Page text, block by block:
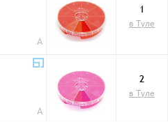
A
1
в Туле
A
2
в Туле